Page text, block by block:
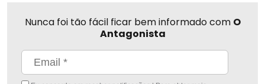
Nunca foi tão fácil ficar bem informado com O
Antagonista